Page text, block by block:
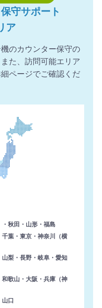
守サポート
ア
のカウンター保守の
た、訪問可能エリア
ページでご確認くだ
秋田・山形・福島
葉・東京・神奈川（横
梨・長野・岐阜・愛知
歌山・大阪・兵庫（神
山口